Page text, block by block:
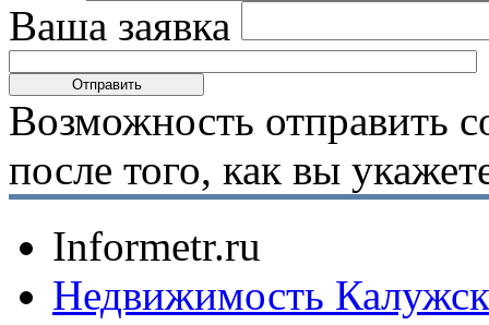
Ваша заявка
Возможность отправить
после того, как вы
Informetr.ru
Недвижимость